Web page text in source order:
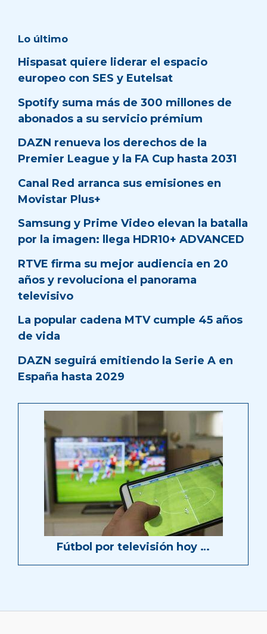
Lo último
Hispasat quiere liderar el espacio
europeo con SES y Eutelsat
Spotify suma más de 300 millones de
abonados a su servicio prémium
DAZN renueva los derechos de la
Premier League y la FA Cup hasta 2031
Canal Red arranca sus emisiones en
Movistar Plus+
Samsung y Prime Video elevan la batalla
por la imagen: llega HDR10+ ADVANCED
RTVE firma su mejor audiencia en 20
años y revoluciona el panorama
televisivo
La popular cadena MTV cumple 45 años
de vida
DAZN seguirá emitiendo la Serie A en
España hasta 2029
Fútbol por televisión hoy …